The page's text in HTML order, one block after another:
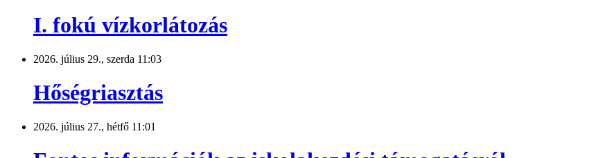
I. fokú vízkorlátozás
2026. július 29., szerda 11:03
Hőségriasztás
2026. július 27., hétfő 11:01